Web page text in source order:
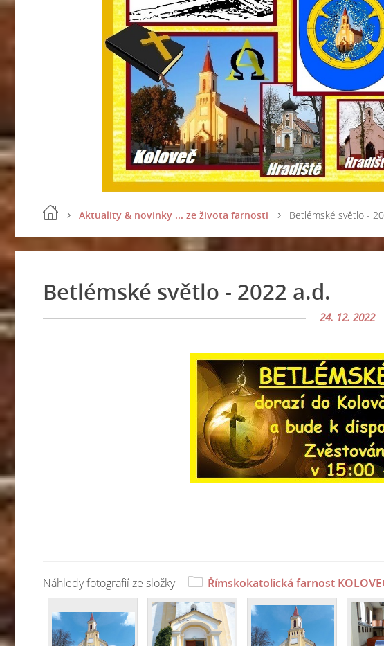
Aktuality & novinky ... ze života farnosti Betlémské světlo -
Betlémské světlo - 2022 a.d.
24. 12. 2022
Náhledy fotografií ze složky Římskokatolická farnost